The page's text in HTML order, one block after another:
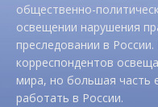
общественно-
освещении нарушения
преследовании в
корреспондентов
мира, но большая часть
работать в России.